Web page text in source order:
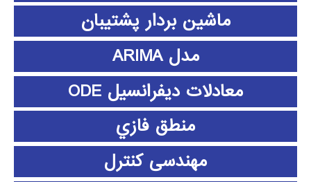
ماشین بردار پشتیبان
مدل ARIMA
معادلات دیفرانسیل ODE
منطق فازي
مهندسی کنترل